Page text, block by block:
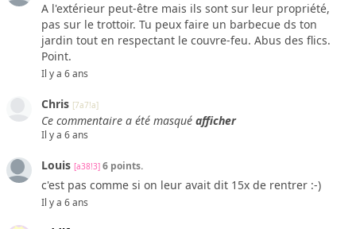
A l'extérieur peut-être mais ils sont sur leur propriété,
pas sur le trottoir. Tu peux faire un barbecue ds ton
jardin tout en respectant le couvre-feu. Abus des flics.
Point.
Il y a 6 ans
Chris [7a7!a]
Ce commentaire a été masqué afficher
Il y a 6 ans
Louis [a38!3] 6 points.
c'est pas comme si on leur avait dit 15x de rentrer :-)
Il y a 6 ans